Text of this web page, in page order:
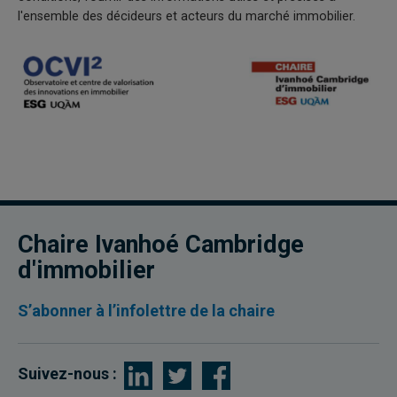
l'ensemble des décideurs et acteurs du marché immobilier.
Chaire Ivanhoé Cambridge
d'immobilier
S’abonner à l’infolettre de la chaire
Suivez-nous :